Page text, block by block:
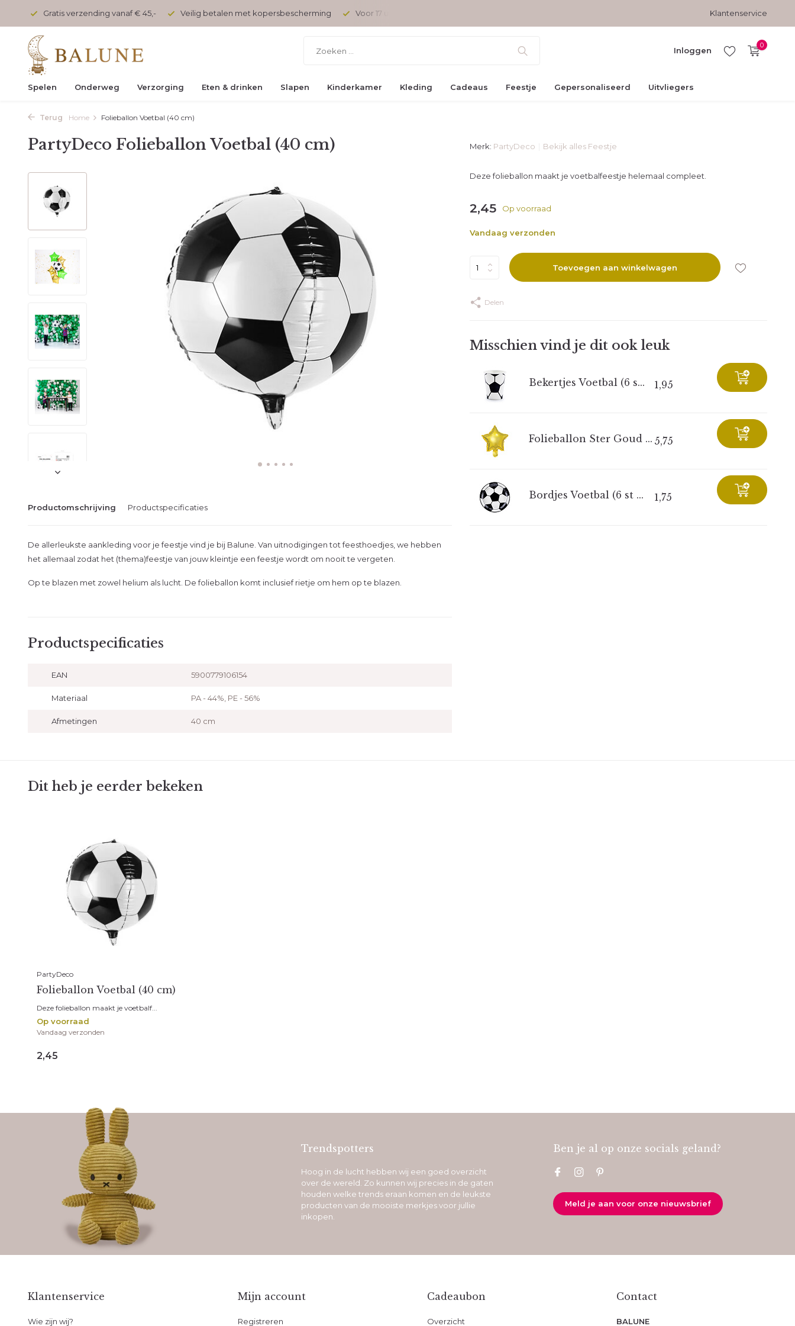
Gratis verzending vanaf € 45,- Veilig betalen met kopersbescherming Voor 17 uur besteld, vandaag verzonden Veilig betalen met
Klantenservice
Inloggen
0
Spelen Onderweg Verzorging Eten & drinken Slapen Kinderkamer Kleding Cadeaus Feestje Gepersonaliseerd Uitvliegers
Terug Home Folieballon Voetbal (40 cm)
PartyDeco Folieballon Voetbal (40 cm)
Productomschrijving Productspecificaties
De allerleukste aankleding voor je feestje vind je bij Balune. Van uitnodigingen tot feesthoedjes, we hebben
het allemaal zodat het (thema)feestje van jouw kleintje een feestje wordt om nooit te vergeten.
Op te blazen met zowel helium als lucht. De folieballon komt inclusief rietje om hem op te blazen.
Productspecificaties
EAN 5900779106154
Materiaal PA - 44%, PE - 56%
Afmetingen 40 cm
Merk: PartyDeco Bekijk alles Feestje
Deze folieballon maakt je voetbalfeestje helemaal compleet.
2,45 Op voorraad
Vandaag verzonden
Toevoegen aan winkelwagen
Delen
Misschien vind je dit ook leuk
Bekertjes Voetbal (6 s... 1,95
Folieballon Ster Goud ... 5,75
Bordjes Voetbal (6 st ... 1,75
Dit heb je eerder bekeken
PartyDeco
Folieballon Voetbal (40 cm)
Deze folieballon maakt je voetbalf...
Op voorraad
Vandaag verzonden
2,45
Trendspotters
Hoog in de lucht hebben wij een goed overzicht
over de wereld. Zo kunnen wij precies in de gaten
houden welke trends eraan komen en de leukste
producten van de mooiste merkjes voor jullie
inkopen.
Ben je al op onze socials geland?
Meld je aan voor onze nieuwsbrief
Klantenservice
Wie zijn wij?
Mijn account
Registreren
Cadeaubon
Overzicht
Contact
BALUNE